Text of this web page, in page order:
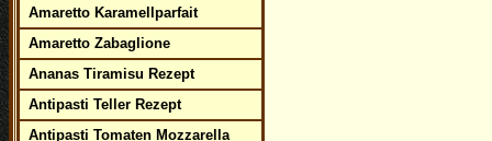
Amaretto Karamellparfait
Amaretto Zabaglione
Ananas Tiramisu Rezept
Antipasti Teller Rezept
Antipasti Tomaten Mozzarella